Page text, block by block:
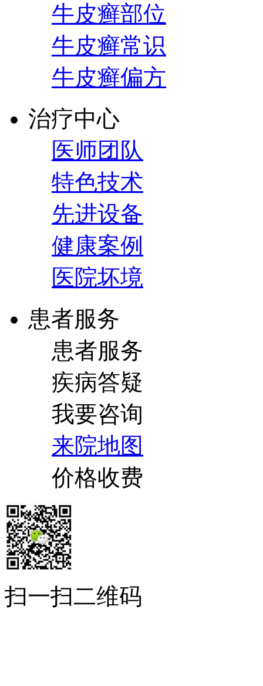
牛皮癣部位
牛皮癣常识
牛皮癣偏方
治疗中心
医师团队
特色技术
先进设备
健康案例
医院坏境
患者服务
患者服务
疾病答疑
我要咨询
来院地图
价格收费
扫一扫二维码